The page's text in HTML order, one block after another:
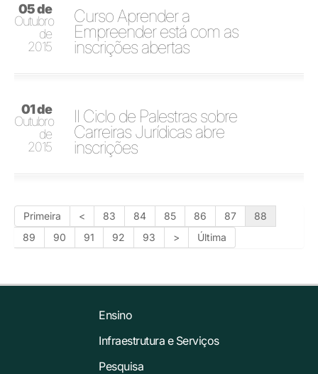
05 de
Outubro
de
2015
Curso Aprender a
Empreender está com as
inscrições abertas
01 de
Outubro
de
2015
II Ciclo de Palestras sobre
Carreiras Jurídicas abre
inscrições
Primeira < 83 84 85 86 87
88
89
90 91 92 93 > Última
Ensino
Infraestrutura e Serviços
Pesquisa